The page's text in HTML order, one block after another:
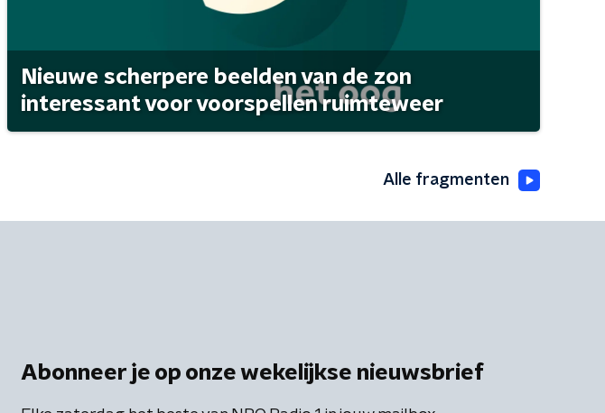
Nieuwe scherpere beelden van de zon
interessant voor voorspellen ruimteweer
Alle fragmenten
Abonneer je op onze wekelijkse nieuwsbrief